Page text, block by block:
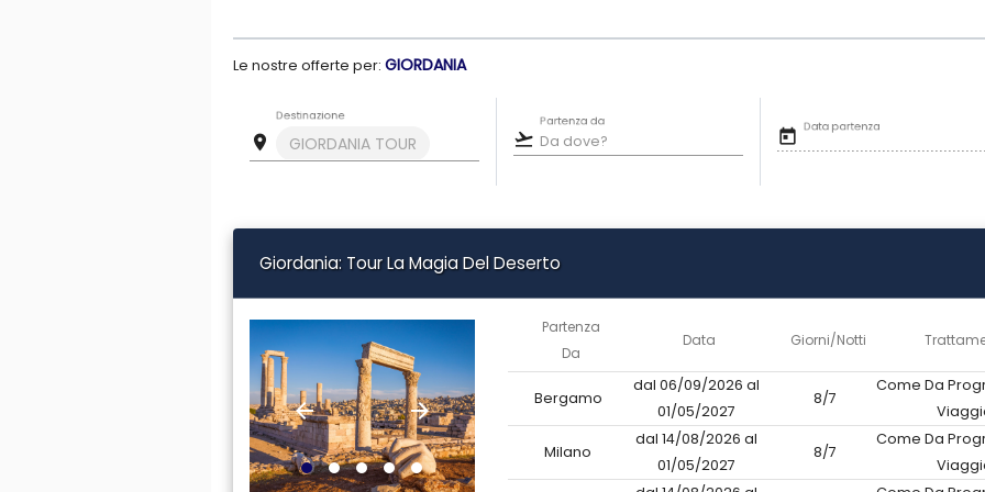
Le nostre offerte per: GIORDANIA
room GIORDANIA TOUR
Destinazione
flight_takeoff
Partenza da
today
Data partenza
Giordania: Tour La Magia Del Deserto
arrow_back arrow_forward
Partenza
Da
Data Giorni/Notti
Bergamo
dal 06/09/2026 al
01/05/2027
8/7
Come Da
Milano
dal 14/08/2026 al
01/05/2027
8/7
Come Da